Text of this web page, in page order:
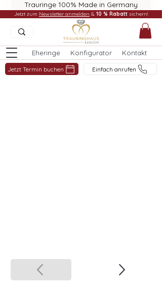
Trauringe 100% Made in Germany
Eheringe Konfigurator Kontakt
Jetzt Termin buchen Einfach anrufen
Jetzt zum Newsletter anmelden & 10 % Rabatt sichern!